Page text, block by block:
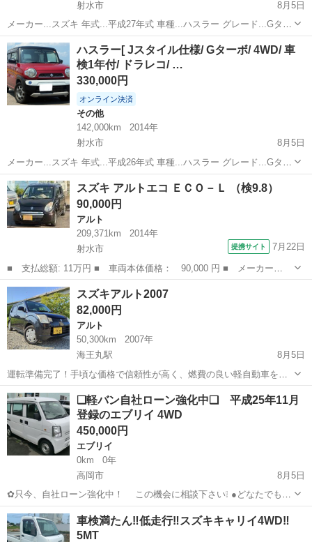
射水市
8月5日
メーカー...スズキ 年式...平成27年式 車種...ハスラー グレード...Gター
ボ 走行距離...156,000 KM ボディタイプ...軽自動車 車検...令和8年9月
エンジン...ガソリンエンジン 駆動式...4...
富山 射水市
ハスラー[ Jスタイル仕様/ Gターボ/ 4WD/ 車
検1年付/ ドラレコ/ …
330,000円
オンライン決済
その他
142,000km
2014年
射水市
8月5日
メーカー...スズキ 年式...平成26年式 車種...ハスラー グレード...Gター
ボ 走行距離...14万キロ ボディタイプ...軽自動車 車検...令和9年10月 エ
ンジン...ガソリンエンジン 駆動式...4WD ...
富山 射水市 その他
スズキ アルトエコ ＥＣＯ－Ｌ （検9.8）
90,000円
アルト
209,371km
2014年
射水市
提携サイト 7月22日
■ 支払総額: 11万円 ■ 車両本体価格： 90,000 円 ■ メーカー
名： スズキ ■ 車種名： アルトエコ ■ グレード名： ＥＣＯ－
Ｌ ■ 排気量： 660cc ■ ドア枚数： 5D ■ ミッション： CVT
■...
富山 射水市 アルト
スズキアルト2007
82,000円
アルト
50,300km
2007年
海王丸駅
8月5日
運転準備完了！手頃な価格で信頼性が高く、燃費の良い軽自動車をお
探しですか？ 日本での日常の運転に最適な一台です！✅ 車両詳細 *🚘
スズキ アルト *📅 2007年式 *📍富山県 *🛣️ 走行距離 50,300 km *📝 ...
富山 射水市 海王丸駅
❑軽バン自社ローン強化中❑ 平成25年11月
登録のエブリイ 4WD
450,000円
エブリイ
0km
0年
高岡市
8月5日
✿只今、自社ローン強化中！ この機会に相談下さい❕ ●どなたでも自
社ローン対応可能です● ・勤続年数の短い方や自営業
の方 ・パートやアルバイト勤務の主婦の方や派遣社員の方 ・自...
富山 高岡市 エブリイ 車両
車検満たん‼️低走行‼️スズキキャリイ4WD‼️
5MT